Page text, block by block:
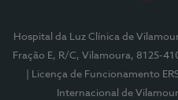
Hospital da Luz Clínica de
Fração E, R/C, Vilamoura, 8125-
| Licença de Funcionamento
Internacional de